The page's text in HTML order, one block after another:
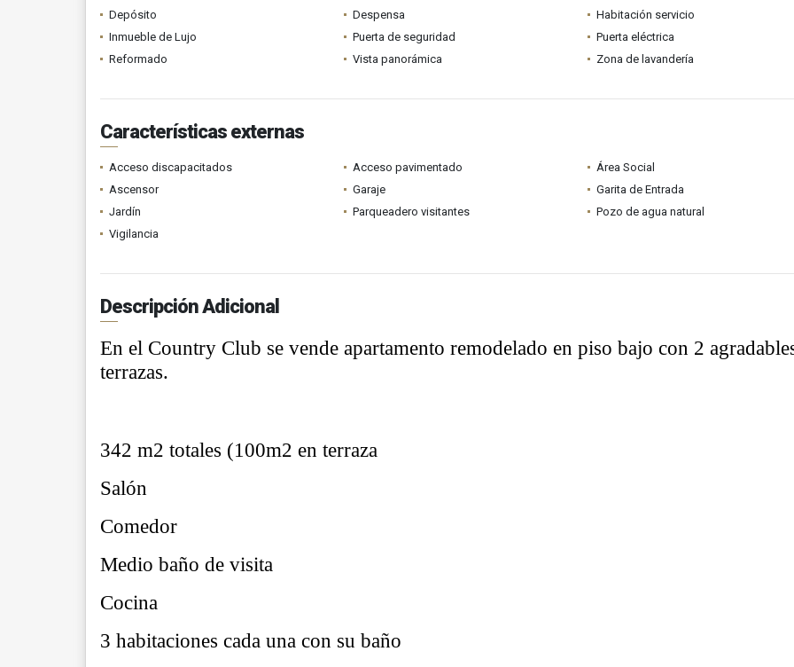
Depósito
Despensa
Habitación servicio
Inmueble de Lujo
Puerta de seguridad
Puerta eléctrica
Reformado
Vista panorámica Zona de lavandería
Características externas
Acceso discapacitados Acceso pavimentado
Área Social
Ascensor
Garaje
Garita de Entrada
Jardín
Parqueadero visitantes
Pozo de agua natural
Vigilancia
Descripción Adicional
En el Country Club se vende apartamento remodelado en piso bajo con 2
terrazas.
342 m2 totales (100m2 en terraza
Salón
Comedor
Medio baño de visita
Cocina
3 habitaciones cada una con su baño